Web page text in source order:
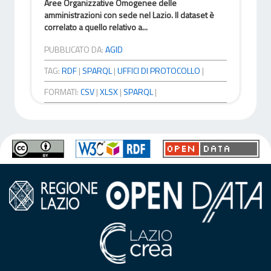
Aree Organizzative Omogenee delle
amministrazioni con sede nel Lazio. Il dataset è
correlato a quello relativo a...
PUBBLICATO DA:AGID
TAG:RDF| SPARQL|UFFICI DI PROTOCOLLO |
FORMATI:CSV|XLSX| SPARQL|